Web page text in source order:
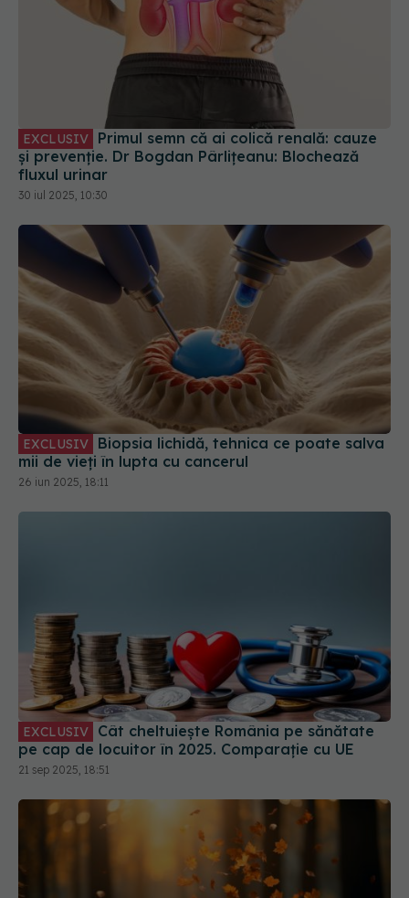
și prevenție. Dr Bogdan Pârlițeanu: Blochează
EXCLUSIV
Biopsia lichidă, tehnica ce poate salva
mii de vieți în lupta cu cancerul
26 iun 2025, 18:11
EXCLUSIV Cât cheltuiește România pe sănătate
pe cap de locuitor în 2025. Comparație cu UE
21 sep 2025, 18:51